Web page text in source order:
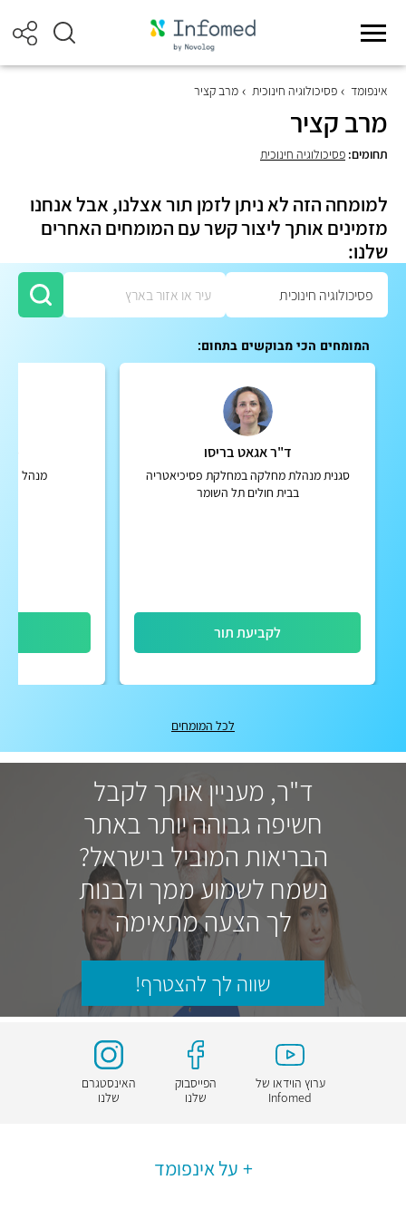
אינפומד פסיכולוגיה חינוכית מרב קציר
מרב קציר
תחומים: פסיכולוגיה חינוכית
למומחה הזה לא ניתן לזמן תור אצלנו, אבל אנחנו
מזמינים אותך ליצור קשר עם המומחים האחרים
שלנו:
המומחים הכי מבוקשים בתחום:
ד"ר אגאט בריסו
סגנית מנהלת מחלקה במחלקת פסיכיאטריה
בבית חולים תל השומר
לקביעת תור
מנהל
לכל המומחים
ד"ר, מעניין אותך לקבל
חשיפה גבוהה יותר באתר
הבריאות המוביל בישראל?
נשמח לשמוע ממך ולבנות
לך הצעה מתאימה
שווה לך להצטרף!
ערוץ הוידאו של
Infomed
הפייסבוק
שלנו
האינסטגרם
שלנו
על אינפומד